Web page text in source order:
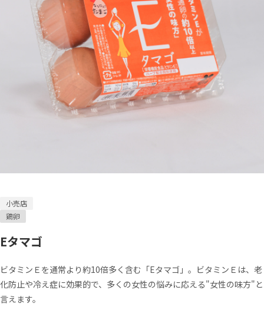
小売店
鶏卵
Eタマゴ
ビタミンＥを通常より約10倍多く含む「Eタマゴ」。ビタミンＥは、老
化防止や冷え症に効果的で、多くの女性の悩みに応える"女性の味方"と
言えます。